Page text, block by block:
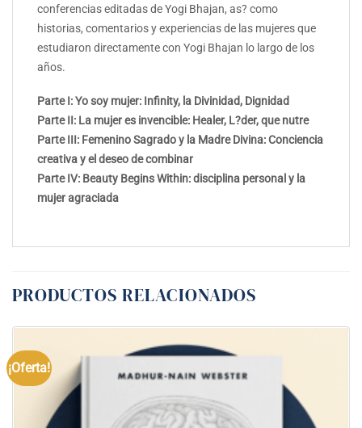
conferencias editadas de Yogi Bhajan, as? como
historias, comentarios y experiencias de las mujeres que
estudiaron directamente con Yogi Bhajan lo largo de los
años.
Parte I: Yo soy mujer: Infinity, la Divinidad, Dignidad
Parte II: La mujer es invencible: Healer, L?der, que nutre
Parte III: Femenino Sagrado y la Madre Divina: Conciencia
creativa y el deseo de combinar
Parte IV: Beauty Begins Within: disciplina personal y la
mujer agraciada
PRODUCTOS RELACIONADOS
¡Oferta!